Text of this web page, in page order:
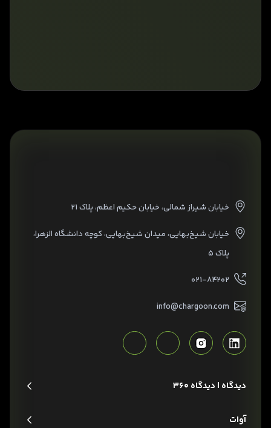
خیابان شیراز شمالی، خیابان حکیم اعظم، پلاک ۲۱
خیابان شیخ‌بهایی، میدان شیخ‌بهایی، کوچه دانشگاه الزهرا،
پلاک ۵
۰۲۱-۸۴۲۰۲
info@chargoon.com
دیدگاه | دیدگاه 360
آوات